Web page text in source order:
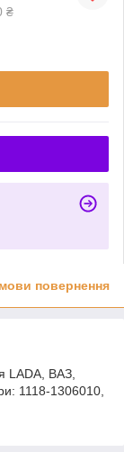
₴
повернення
LADA, ВАЗ,
1118-1306010,